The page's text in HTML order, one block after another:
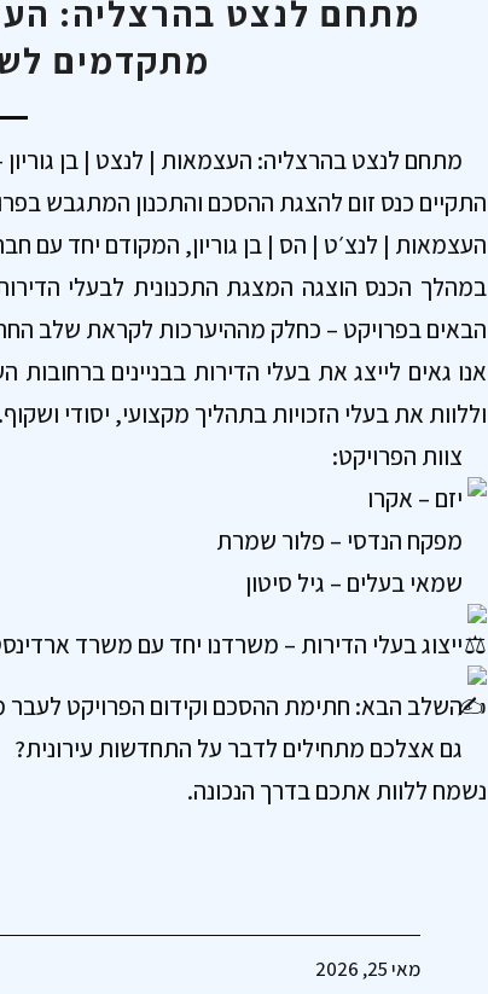
מתחם לנצט בהרצליה:
מתקדמים
מתחם לנצט בהרצליה: העצמאות | לנצט | בן
התקיים כנס זום להצגת ההסכם והתכנון המתגבש
העצמאות | לנצ׳ט | הס | בן גוריון, המקודם יחד עם
במהלך הכנס הוצגה המצגת התכנונית לבעלי
הבאים בפרויקט – כחלק מההיערכות לקראת שלב
אנו גאים לייצג את בעלי הדירות בבניינים
וללוות את בעלי הזכויות בתהליך מקצועי, יסודי ושקוף.
צוות הפרויקט:
יזם – אקרו
מפקח הנדסי – פלור שמרת
שמאי בעלים – גיל סיטון
ייצוג בעלי הדירות – משרדנו יחד עם משרד
השלב הבא: חתימת ההסכם וקידום הפרויקט לעבר
גם אצלכם מתחילים לדבר על התחדשות עירונית?
נשמח ללוות אתכם בדרך הנכונה.
מאי 25, 2026